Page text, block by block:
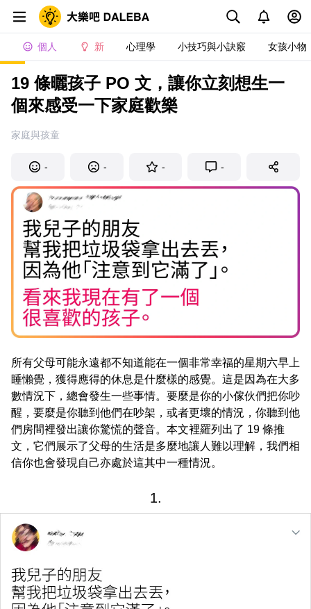
個人 新 心理學 小技巧與小訣竅 女孩小物
19 條曬孩子 PO 文，讓你立刻想生一
個來感受一下家庭歡樂
家庭與孩童
- - - -
所有父母可能永遠都不知道能在一個非常幸福的星期六早上
睡懶覺，獲得應得的休息是什麼樣的感覺。這是因為在大多
數情況下，總會發生一些事情。要麼是你的小傢伙們把你吵
醒，要麼是你聽到他們在吵架，或者更壞的情況，你聽到他
們房間裡發出讓你驚慌的聲音。本文裡羅列出了 19 條推
文，它們展示了父母的生活是多麼地讓人難以理解，我們相
信你也會發現自己亦處於這其中一種情況。
1.